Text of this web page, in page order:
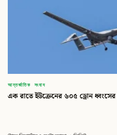
আন্তর্জাতিক সংবাদ
এক রাতে ইউক্রেনের ৬০৫ ড্রোন ধ্বংসের